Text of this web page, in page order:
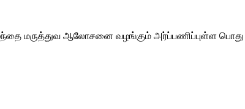
மருத்துவ ஆலோசனை வழங்கும் அர்ப்பணிப்புள்ள பொது